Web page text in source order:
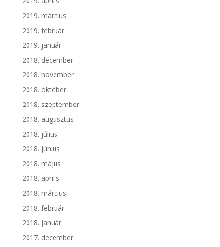
2019. március
2019. február
2019. január
2018. december
2018. november
2018. október
2018. szeptember
2018. augusztus
2018. július
2018. június
2018. május
2018. április
2018. március
2018. február
2018. január
2017. december